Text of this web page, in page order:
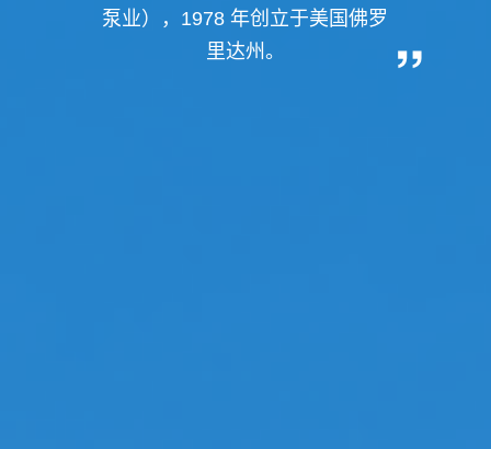
泵业），1978 年创立于美国佛罗
里达州。